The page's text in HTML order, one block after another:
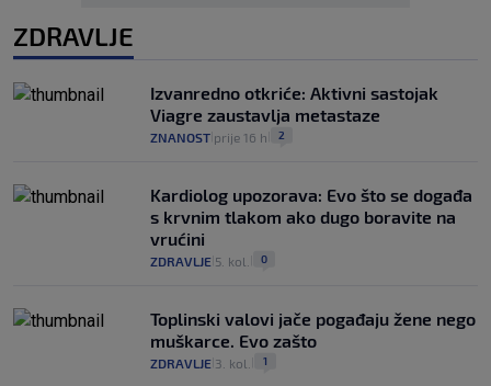
ZDRAVLJE
Izvanredno otkriće: Aktivni sastojak
Viagre zaustavlja metastaze
ZNANOST prije 16 h 2
Kardiolog upozorava: Evo što se događa
s krvnim tlakom ako dugo boravite na
vrućini
ZDRAVLJE 5. kol. 0
Toplinski valovi jače pogađaju žene nego
muškarce. Evo zašto
ZDRAVLJE 3. kol. 1